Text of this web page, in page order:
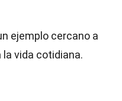
ejemplo cercano a
vida cotidiana.